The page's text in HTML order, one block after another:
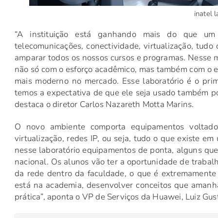
inatel
“A instituição está ganhando mais do que
telecomunicações, conectividade, virtualização,
amparar todos os nossos cursos e programas.
não só com o esforço acadêmico, mas também com
mais moderno no mercado. Esse laboratório é o
temos a expectativa de que ele seja usado também
destaca o diretor Carlos Nazareth Motta Marins.
O novo ambiente comporta equipamentos
virtualização, redes IP, ou seja, tudo o que existe
nesse laboratório equipamentos de ponta, alguns
nacional. Os alunos vão ter a oportunidade de
da rede dentro da faculdade, o que é
está na academia, desenvolver conceitos que
prática”, aponta o VP de Serviços da Huawei, Luiz